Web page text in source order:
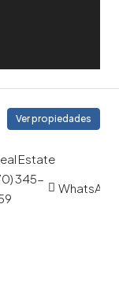
Ver propiedades
Estate
345-
WhatsApp